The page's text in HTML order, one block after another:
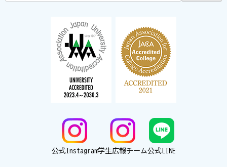
公式Instagram学生広報チーム公式LINE